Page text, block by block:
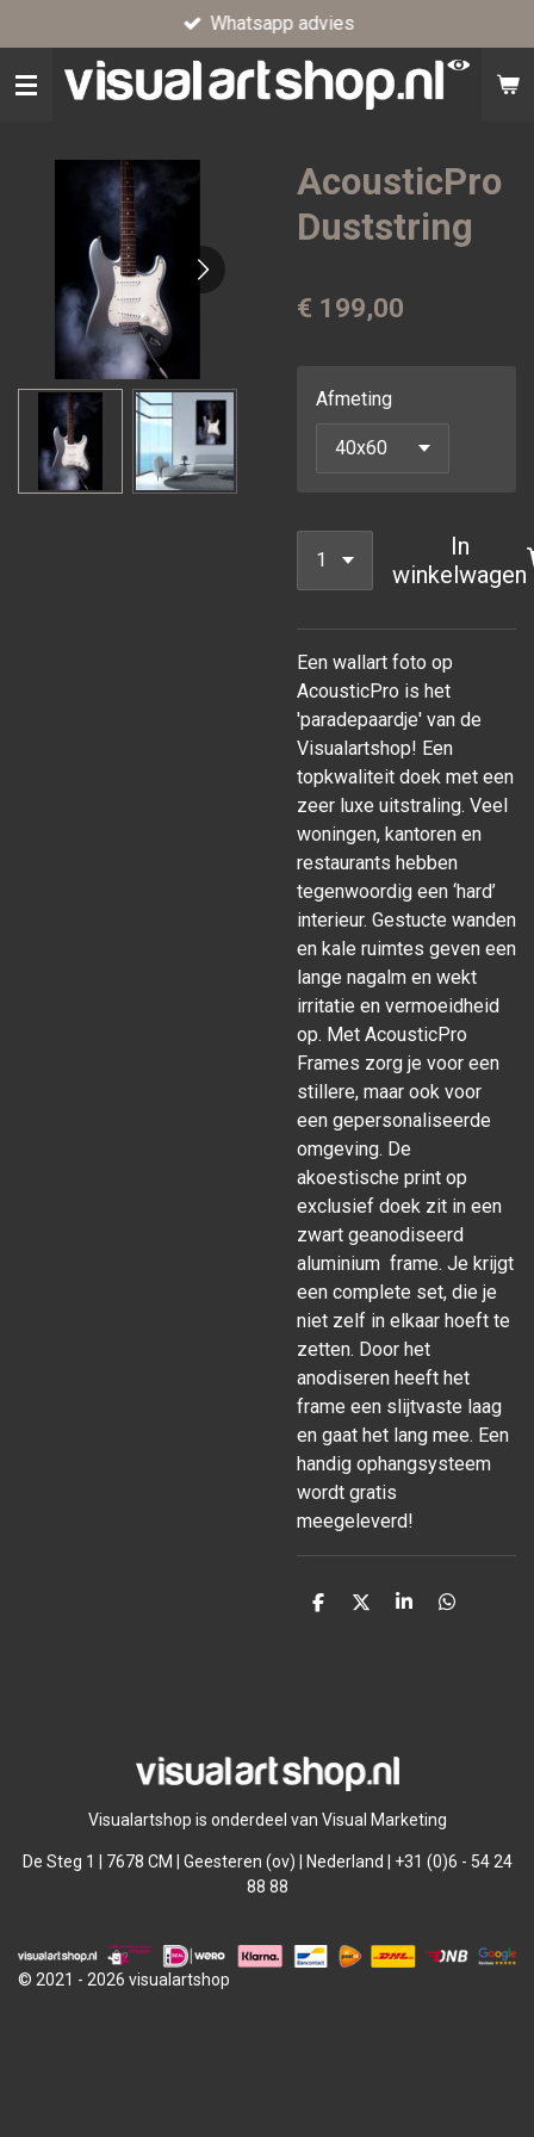
direct
naar
Whatsapp advies
AcousticPro
Duststring
€ 199,00
Afmeting
In
winkelwagen
Een wallart foto op
AcousticPro is het
'paradepaardje' van de
Visualartshop! Een
topkwaliteit doek met een
zeer luxe uitstraling. Veel
woningen, kantoren en
restaurants hebben
tegenwoordig een ‘hard’
interieur. Gestucte wanden
en kale ruimtes geven een
lange nagalm en wekt
irritatie en vermoeidheid
op. Met AcousticPro
Frames zorg je voor een
stillere, maar ook voor
een gepersonaliseerde
omgeving. De
akoestische print op
exclusief doek zit in een
zwart geanodiseerd
aluminium frame. Je krijgt
een complete set, die je
niet zelf in elkaar hoeft te
zetten. Door het
anodiseren heeft het
frame een slijtvaste laag
en gaat het lang mee. Een
handig ophangsysteem
wordt gratis
meegeleverd!
D
D
S
D
Visualartshop is onderdeel van Visual Marketing
De Steg 1 | 7678 CM | Geesteren (ov) | Nederland | +31 (0)6 - 54 24
88 88
© 2021 - 2026 visualartshop